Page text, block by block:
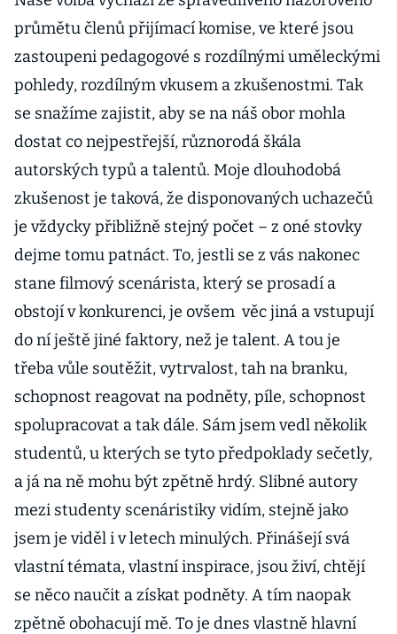
průmětu členů přijímací komise, ve které jsou
zastoupeni pedagogové s rozdílnými uměleckými
pohledy, rozdílným vkusem a zkušenostmi. Tak
se snažíme zajistit, aby se na náš obor mohla
dostat co nejpestřejší, různorodá škála
autorských typů a talentů. Moje dlouhodobá
zkušenost je taková, že disponovaných uchazečů
je vždycky přibližně stejný počet – z oné stovky
dejme tomu patnáct. To, jestli se z vás nakonec
stane filmový scenárista, který se prosadí a
obstojí v konkurenci, je ovšem věc jiná a vstupují
do ní ještě jiné faktory, než je talent. A tou je
třeba vůle soutěžit, vytrvalost, tah na branku,
schopnost reagovat na podněty, píle, schopnost
spolupracovat a tak dále. Sám jsem vedl několik
studentů, u kterých se tyto předpoklady sečetly,
a já na ně mohu být zpětně hrdý. Slibné autory
mezi studenty scenáristiky vidím, stejně jako
jsem je viděl i v letech minulých. Přinášejí svá
vlastní témata, vlastní inspirace, jsou živí, chtějí
se něco naučit a získat podněty. A tím naopak
zpětně obohacují mě. To je dnes vlastně hlavní